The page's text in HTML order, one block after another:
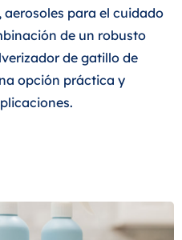
para el cuidado
de un robusto
de gatillo de
opción práctica y